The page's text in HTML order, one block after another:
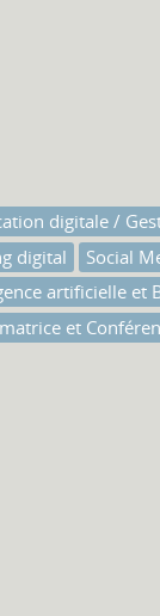
digitale /
digital
Social
artificielle et
et